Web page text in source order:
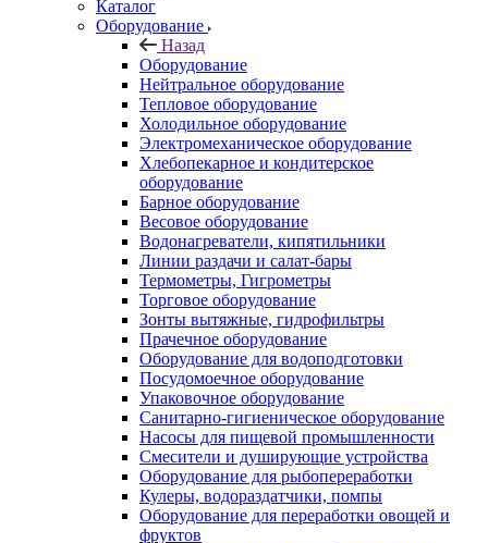
Каталог
Оборудование
Назад
Оборудование
Нейтральное оборудование
Тепловое оборудование
Холодильное оборудование
Электромеханическое оборудование
Хлебопекарное и кондитерское
оборудование
Барное оборудование
Весовое оборудование
Водонагреватели, кипятильники
Линии раздачи и салат-бары
Термометры, Гигрометры
Торговое оборудование
Зонты вытяжные, гидрофильтры
Прачечное оборудование
Оборудование для водоподготовки
Посудомоечное оборудование
Упаковочное оборудование
Санитарно-гигиеническое оборудование
Насосы для пищевой промышленности
Смесители и душирующие устройства
Оборудование для рыбопереработки
Кулеры, водораздатчики, помпы
Оборудование для переработки овощей и
фруктов